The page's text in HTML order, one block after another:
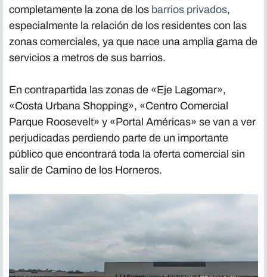
completamente la zona de los barrios privados,
especialmente la relación de los residentes con las
zonas comerciales, ya que nace una amplia gama de
servicios a metros de sus barrios.
En contrapartida las zonas de «Eje Lagomar»,
«Costa Urbana Shopping», «Centro Comercial
Parque Roosevelt» y «Portal Américas» se van a ver
perjudicadas perdiendo parte de un importante
público que encontrará toda la oferta comercial sin
salir de Camino de los Horneros.